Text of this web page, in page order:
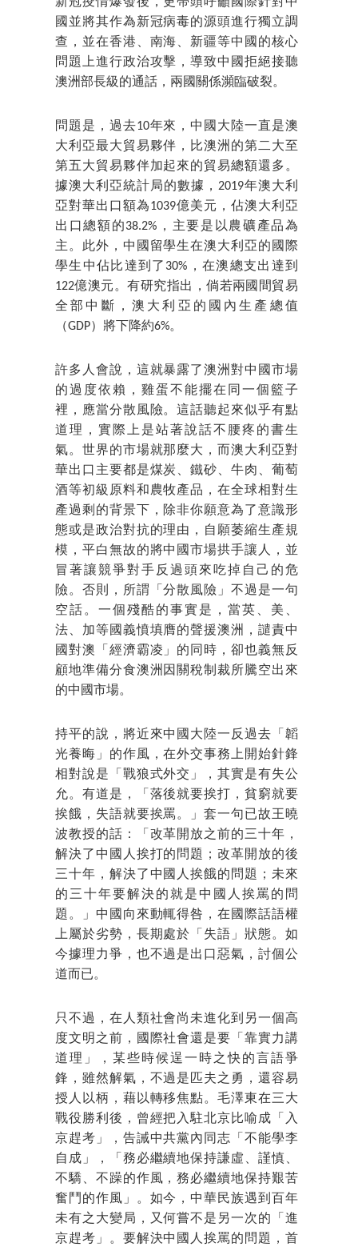
國並將其作為新冠病毒的源頭進行獨立調
查，並在香港、南海、新疆等中國的核心
問題上進行政治攻擊，導致中國拒絕接聽
澳洲部長級的通話，兩國關係瀕臨破裂。
問題是，過去10年來，中國大陸一直是澳
大利亞最大貿易夥伴，比澳洲的第二大至
第五大貿易夥伴加起來的貿易總額還多。
據澳大利亞統計局的數據，2019年澳大利
亞對華出口額為1039億美元，佔澳大利亞
出口總額的38.2%，主要是以農礦產品為
主。此外，中國留學生在澳大利亞的國際
學生中佔比達到了30%，在澳總支出達到
122億澳元。有研究指出，倘若兩國間貿易
全部中斷，澳大利亞的國內生產總值
（GDP）將下降約6%。
許多人會說，這就暴露了澳洲對中國市場
的過度依賴，雞蛋不能擺在同一個籃子
裡，應當分散風險。這話聽起來似乎有點
道理，實際上是站著說話不腰疼的書生
氣。世界的市場就那麼大，而澳大利亞對
華出口主要都是煤炭、鐵砂、牛肉、葡萄
酒等初級原料和農牧產品，在全球相對生
產過剩的背景下，除非你願意為了意識形
態或是政治對抗的理由，自願萎縮生產規
模，平白無故的將中國市場拱手讓人，並
冒著讓競爭對手反過頭來吃掉自己的危
險。否則，所謂「分散風險」不過是一句
空話。一個殘酷的事實是，當英、美、
法、加等國義憤填膺的聲援澳洲，譴責中
國對澳「經濟霸凌」的同時，卻也義無反
顧地準備分食澳洲因關稅制裁所騰空出來
的中國市場。
持平的說，將近來中國大陸一反過去「韜
光養晦」的作風，在外交事務上開始針鋒
相對說是「戰狼式外交」，其實是有失公
允。有道是，「落後就要挨打，貧窮就要
挨餓，失語就要挨罵。」套一句已故王曉
波教授的話：「改革開放之前的三十年，
解決了中國人挨打的問題；改革開放的後
三十年，解決了中國人挨餓的問題；未來
的三十年要解決的就是中國人挨罵的問
題。」中國向來動輒得咎，在國際話語權
上屬於劣勢，長期處於「失語」狀態。如
今據理力爭，也不過是出口惡氣，討個公
道而已。
只不過，在人類社會尚未進化到另一個高
度文明之前，國際社會還是要「靠實力講
道理」，某些時候逞一時之快的言語爭
鋒，雖然解氣，不過是匹夫之勇，還容易
授人以柄，藉以轉移焦點。毛澤東在三大
戰役勝利後，曾經把入駐北京比喻成「入
京趕考」，告誡中共黨內同志「不能學李
自成」，「務必繼續地保持謙虛、謹慎、
不驕、不躁的作風，務必繼續地保持艱苦
奮鬥的作風」。如今，中華民族遇到百年
未有之大變局，又何嘗不是另一次的「進
京趕考」。要解決中國人挨罵的問題，首